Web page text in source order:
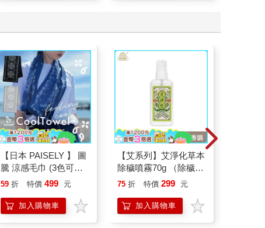
【日本 PAISELY 】 圖
騰 涼感毛巾 (3色可選)
涼感毛巾 涼感巾 冰涼
毛巾
59 折 特價 499 元
加入購物車
【艾系列】艾淨化草本
除穢噴霧70g （除穢/
平安/淨化/艾草/芙蓉/
另有多瓶組優惠賣場
75 折 特價 299 元
加入購物車